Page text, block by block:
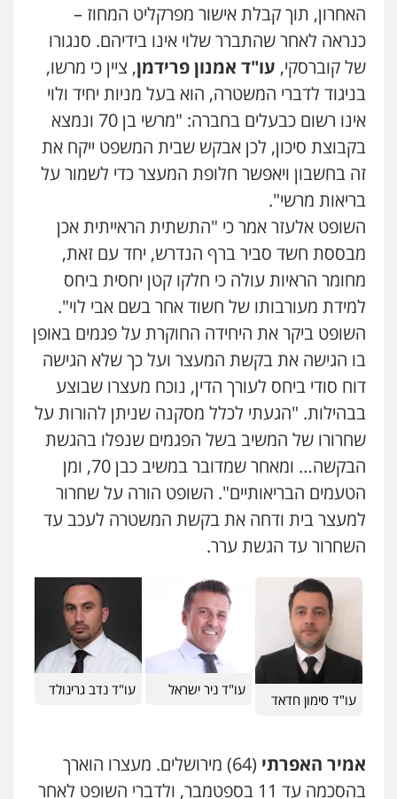
האחרון, תוך קבלת אישור מפרקליט המחוז –
כנראה לאחר שהתברר שלוי אינו בידיהם. סנגורו
של קוברסקי, עו"ד אמנון פרידמן, ציין כי מרשו,
בניגוד לדברי המשטרה, הוא בעל מניות יחיד ולוי
אינו רשום כבעלים בחברה: "מרשי בן 70 ונמצא
בקבוצת סיכון, לכן אבקש שבית המשפט ייקח את
זה בחשבון ויאפשר חלופת המעצר כדי לשמור על
בריאות מרשי".
השופט אלעזר אמר כי "התשתית הראייתית אכן
מבססת חשד סביר ברף הנדרש, יחד עם זאת,
מחומר הראיות עולה כי חלקו קטן יחסית ביחס
למידת מעורבותו של חשוד אחר בשם אבי לוי".
השופט ביקר את היחידה החוקרת על פגמים באופן
בו הגישה את בקשת המעצר ועל כך שלא הגישה
דוח סודי ביחס לעורך הדין, נוכח מעצרו שבוצע
בבהילות. "הגעתי לכלל מסקנה שניתן להורות על
שחרורו של המשיב בשל הפגמים שנפלו בהגשת
הבקשה… ומאחר שמדובר במשיב כבן 70, ומן
הטעמים הבריאותיים". השופט הורה על שחרור
למעצר בית ודחה את בקשת המשטרה לעכב עד
השחרור עד הגשת ערר.
עו"ד סימון חדאד
עו"ד ניר ישראל עו"ד נדב גרינולד
אמיר האפרתי
(64) מירושלים. מעצרו הוארך
בהסכמה עד 11 בספטמבר, ולדברי השופט לאחר